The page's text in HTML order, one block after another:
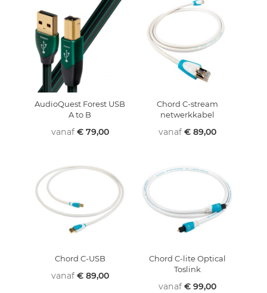
AudioQuest Forest USB
A to B
vanaf € 79,00
Chord C-stream
netwerkkabel
vanaf € 89,00
Chord C-USB
vanaf € 89,00
Chord C-lite Optical
Toslink
vanaf € 99,00